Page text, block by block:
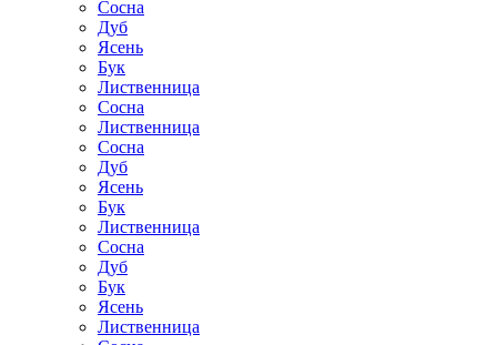
Сосна
Дуб
Ясень
Бук
Лиственница
Сосна
Лиственница
Сосна
Дуб
Ясень
Бук
Лиственница
Сосна
Дуб
Бук
Ясень
Лиственница